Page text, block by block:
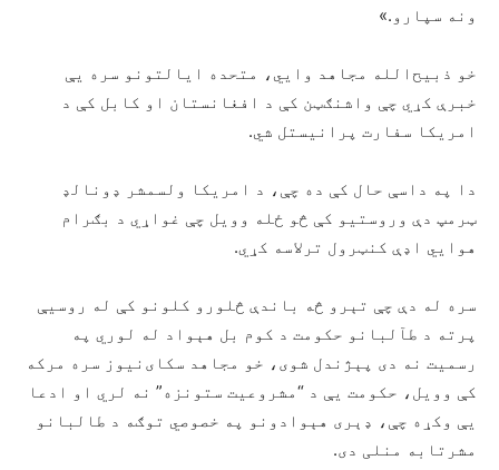
ونه سپارو.»
خو ذبیح‌الله مجاهد وايي، متحده ایالتونو سره یې
خبرې کړي چې واشنګټن کې د افغانستان او کابل کې د
امریکا سفارت پرانیستل شي.
دا په داسې حال کې ده چې، د امریکا ولسمشر ډونالډ
ټرمپ دې وروستیو کې څو ځله وویل چې غواړي د بګرام
هوايي اډې کنټرول ترلاسه کړي.
سره له دې چې تېرو څه باندې څلورو کلونو کې له روسیې
پرته د طآلبانو حکومت د کوم بل هېواد له لوري په
رسمیت نه دی پېژندل شوی، خو مجاهد سکای‌نیوز سره مرکه
کې وویل، حکومت یې د “مشروعیت ستونزه” نه ‌لري او ادعا
یې وکړه چې، ډېری هېوادونو په خصوصي توګه د طالبانو
مشرتابه منلی دی.